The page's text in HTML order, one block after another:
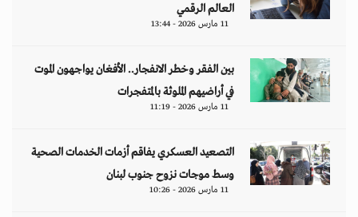
العالم الرقمي
11 مارس 2026 - 13:44
بين الفقر وخطر الانفجار.. الأفغان يواجهون الموت
في أراضيهم الملوثة بالمتفجرات
11 مارس 2026 - 11:19
التصعيد العسكري يفاقم أزمات الخدمات الصحية
وسط موجات نزوح جنوب لبنان
11 مارس 2026 - 10:26